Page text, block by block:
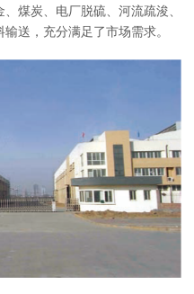
煤炭、电厂脱硫、河流疏浚、
送，充分满足了市场需求。